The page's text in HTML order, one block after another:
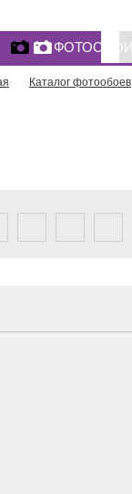
Каталог фотообоев